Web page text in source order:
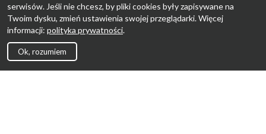
serwisów. Jeśli nie chcesz, by pliki cookies były zapisywane na
Twoim dysku, zmień ustawienia swojej przeglądarki. Więcej
informacji: polityka prywatności.
Ok, rozumiem